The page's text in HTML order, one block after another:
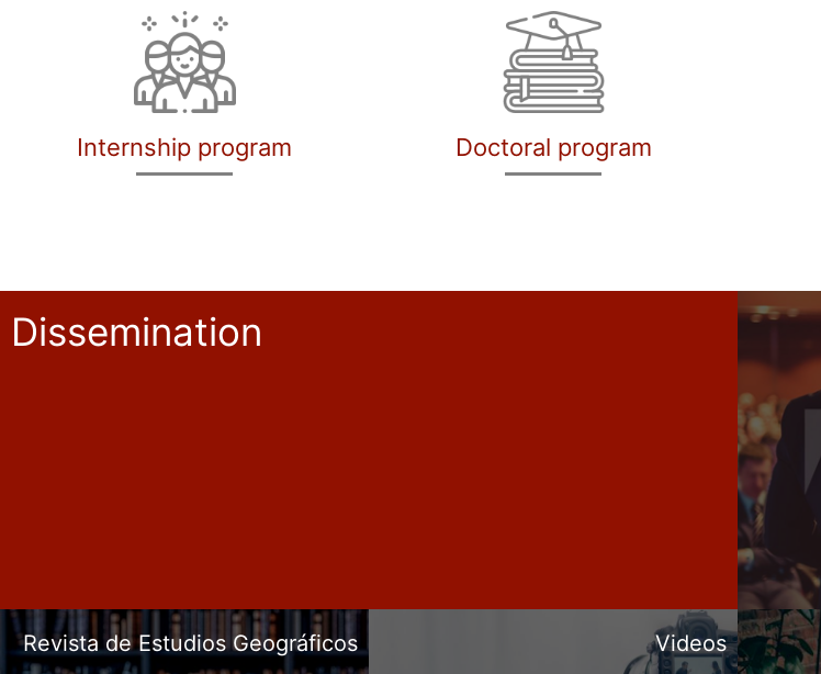
Internship program Doctoral program
Dissemination
Revista de Estudios Geográficos Videos